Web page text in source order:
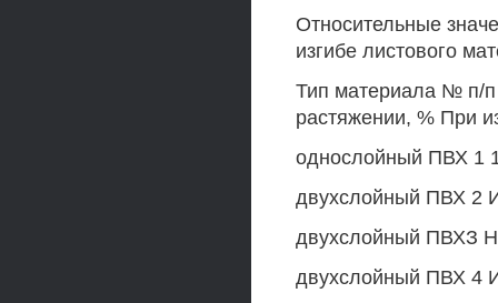
Относительные
изгибе листового
Тип материала № п/
растяжении, % При
однослойный ПВХ 1
двухслойный ПВХ 2
двухслойный ПВХЗ
двухслойный ПВХ 4